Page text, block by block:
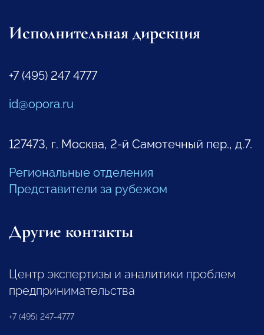
Исполнительная дирекция
+7 (495) 247 4777
id@opora.ru
127473, г. Москва, 2-й Самотечный пер., д.7.
Региональные отделения
Представители за рубежом
Другие контакты
Центр экспертизы и аналитики проблем
предпринимательства
+7 (495) 247-4777